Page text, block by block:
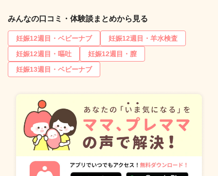
みんなの口コミ・体験談まとめから見る
妊娠12週目・ベビーナブ
妊娠12週目・羊水検査
妊娠12週目・嘔吐
妊娠12週目・膣
妊娠13週目・ベビーナブ